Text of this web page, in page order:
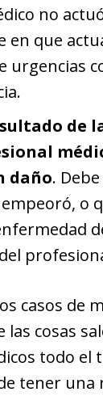
no
en que
urgencias
de
daño.
o
casos de
las cosas
todo el
tener una